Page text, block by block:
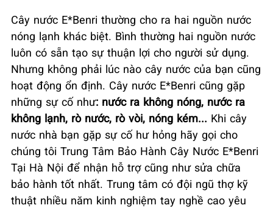
Cây nước E*Benri thường cho ra hai nguồn nước
nóng lạnh khác biệt. Bình thường hai nguồn nước
luôn có sẵn tạo sự thuận lợi cho người sử dụng.
Nhưng không phải lúc nào cây nước của bạn cũng
hoạt động ổn định. Cây nước E*Benri cũng gặp
những sự cố như: nước ra không nóng, nước ra
không lạnh, rò nước, rò vòi, nóng kém... Khi cây
nước nhà bạn gặp sự cố hư hỏng hãy gọi cho
chúng tôi Trung Tâm Bảo Hành Cây Nước E*Benri
Tại Hà Nội để nhận hỗ trợ cũng như sửa chữa
bảo hành tốt nhất. Trung tâm có đội ngũ thợ kỹ
thuật nhiều năm kinh nghiệm tay nghề cao yêu